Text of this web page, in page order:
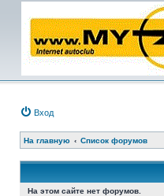
Вход
На главную Список форумов
На этом сайте нет форумов.